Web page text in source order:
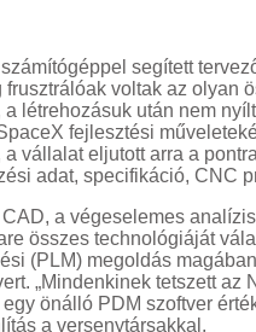
segített
voltak az olyan
létrehozásuk után nem
fejlesztési
vállalat eljutott arra a
adat, specifikáció, CNC
a végeselemes
összes technológiáját
(PLM) megoldás
„Mindenkinek tetszett
önálló PDM szoftver
a versenytársakkal.